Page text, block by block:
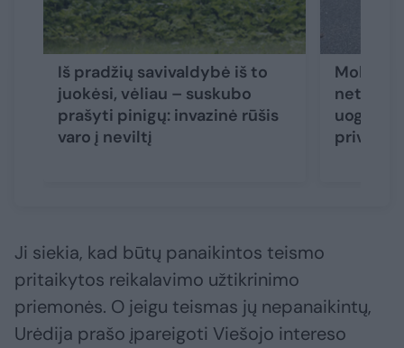
Iš pradžių savivaldybė iš to
juokėsi, vėliau – suskubo
prašyti pinigų: invazinė rūšis
varo į neviltį
net
privalu
Ji siekia, kad būtų panaikintos teismo
pritaikytos reikalavimo užtikrinimo
priemonės. O jeigu teismas jų nepanaikintų,
Urėdija prašo įpareigoti Viešojo intereso